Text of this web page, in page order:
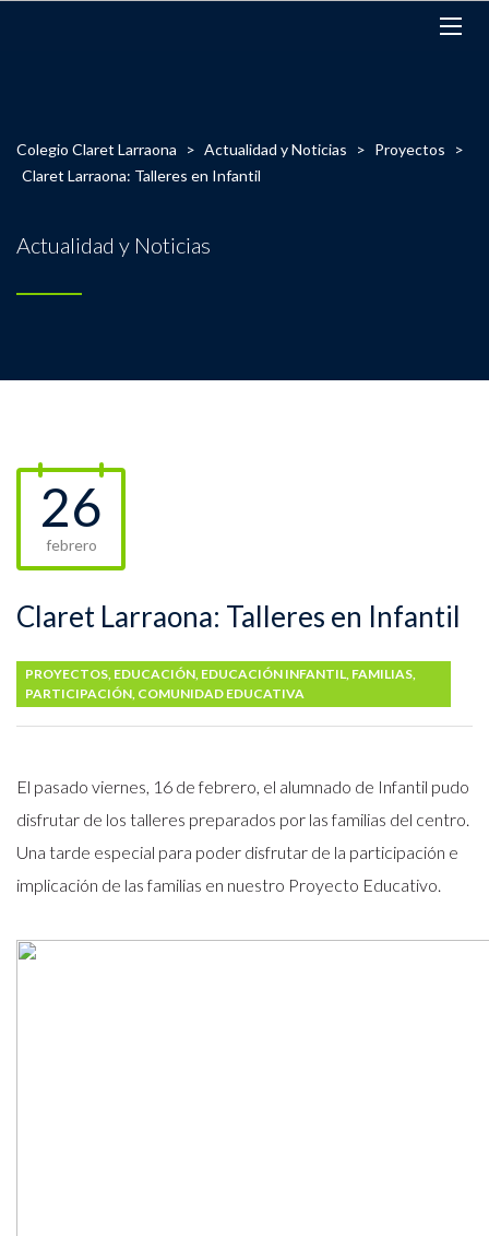
Colegio Claret Larraona > Actualidad y Noticias > Proyectos
>
Claret Larraona: Talleres en Infantil
Actualidad y Noticias
26
febrero
Claret Larraona: Talleres en Infantil
PROYECTOS, EDUCACIÓN, EDUCACIÓN INFANTIL, FAMILIAS,
PARTICIPACIÓN, COMUNIDAD EDUCATIVA
El pasado viernes, 16 de febrero, el alumnado de Infantil pudo
disfrutar de los talleres preparados por las familias del centro.
Una tarde especial para poder disfrutar de la participación e
implicación de las familias en nuestro Proyecto Educativo.